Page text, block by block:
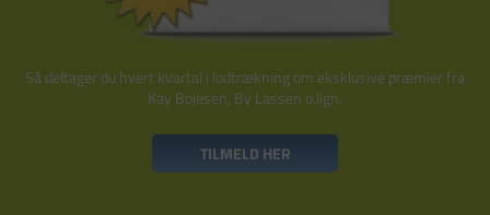
Så deltager du hvert kvartal i lodtrækning om eksklusive præmier fra
Kay Bojesen, By Lassen o.lign.
TILMELD HER